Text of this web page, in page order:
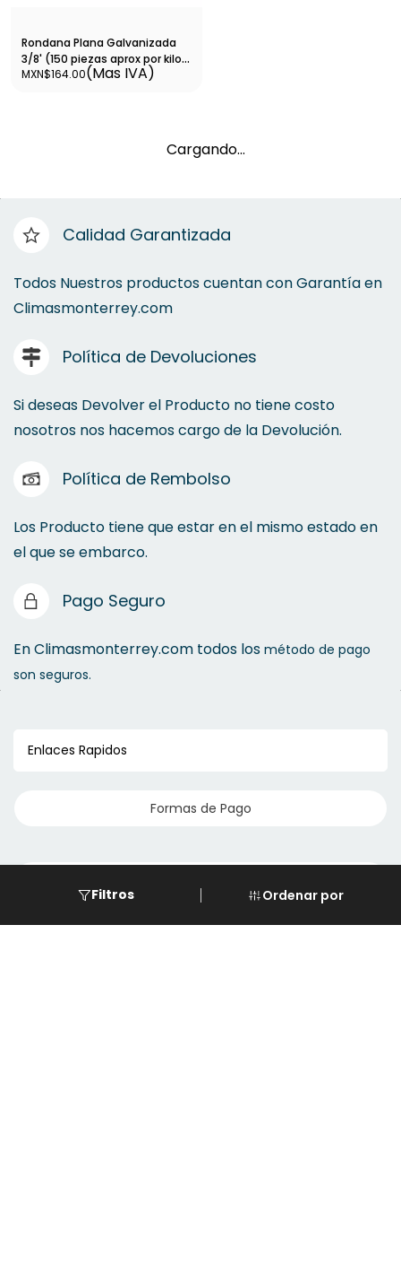
Ordenar por
Filtros
Rondana Plana Galvanizada
3/8' (150 piezas aprox por kilo )
11124
MXN$164.00(Mas IVA)
Cargando…
Calidad Garantizada
Todos Nuestros productos cuentan con Garantía en
Climasmonterrey.com
Política de Devoluciones
Si deseas Devolver el Producto no tiene costo
nosotros nos hacemos cargo de la Devolución.
Política de Rembolso
Los Producto tiene que estar en el mismo estado en
el que se embarco.
Pago Seguro
En Climasmonterrey.com todos los método de pago
son seguros.
Enlaces Rapidos
Formas de Pago